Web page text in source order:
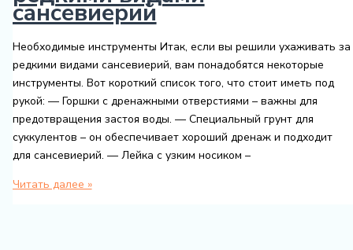
сансевиерий
Необходимые инструменты Итак, если вы решили ухаживать за
редкими видами сансевиерий, вам понадобятся некоторые
инструменты. Вот короткий список того, что стоит иметь под
рукой: — Горшки с дренажными отверстиями – важны для
предотвращения застоя воды. — Специальный грунт для
суккулентов – он обеспечивает хороший дренаж и подходит
для сансевиерий. — Лейка с узким носиком –
Как
Читать далее »